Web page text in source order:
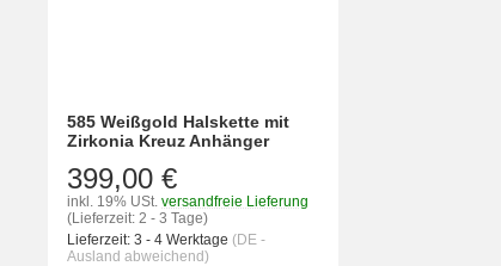
585 Weißgold Halskette mit
Zirkonia Kreuz Anhänger
399,00 €
inkl. 19% USt. versandfreie Lieferung
(Lieferzeit: 2 - 3 Tage)
Lieferzeit: 3 - 4 Werktage (DE -
Ausland abweichend)